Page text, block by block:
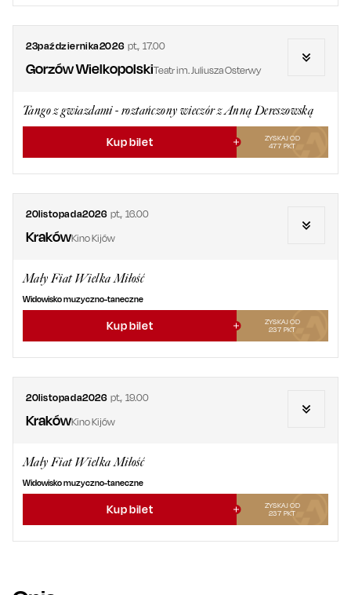
23października2026 pt.,17.00
Gorzów WielkopolskiTeatr im. Juliusza Osterwy
Tango z gwiazdami - roztańczony wieczór z Anną Dereszowską
Kup bilet
ZYSKAJ OD
477 PKT
20listopada2026 pt.,16.00
KrakówKino Kijów
Mały Fiat Wielka Miłość
Widowisko muzyczno-taneczne
Kup bilet
ZYSKAJ OD
237 PKT
20listopada2026 pt.,19.00
KrakówKino Kijów
Mały Fiat Wielka Miłość
Widowisko muzyczno-taneczne
Kup bilet
ZYSKAJ OD
237 PKT